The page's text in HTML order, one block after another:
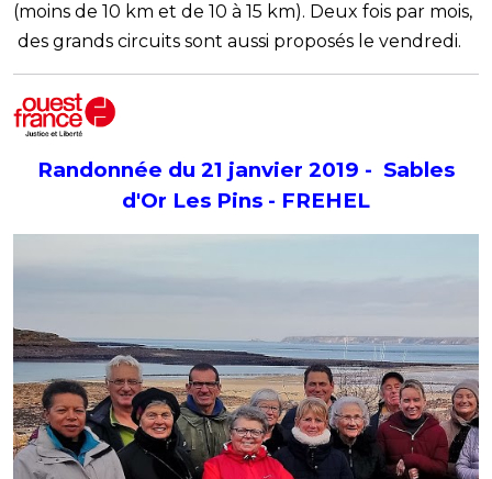
(moins de 10 km et de 10 à 15 km). Deux fois par mois,
des grands circuits sont aussi proposés le vendredi.
Randonnée du 21 janvier 2019 - Sables
d'Or Les Pins - FREHEL